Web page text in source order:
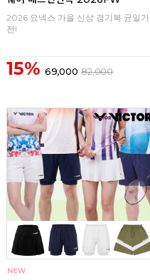
2026 요넥스 가을 신상 경기복 균일가
전!
15% 69,000 82,000